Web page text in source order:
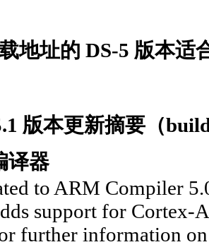
载地址的 DS-5 版本
版本更新摘要（
译器
to ARM Compiler
support for Cortex-
further information